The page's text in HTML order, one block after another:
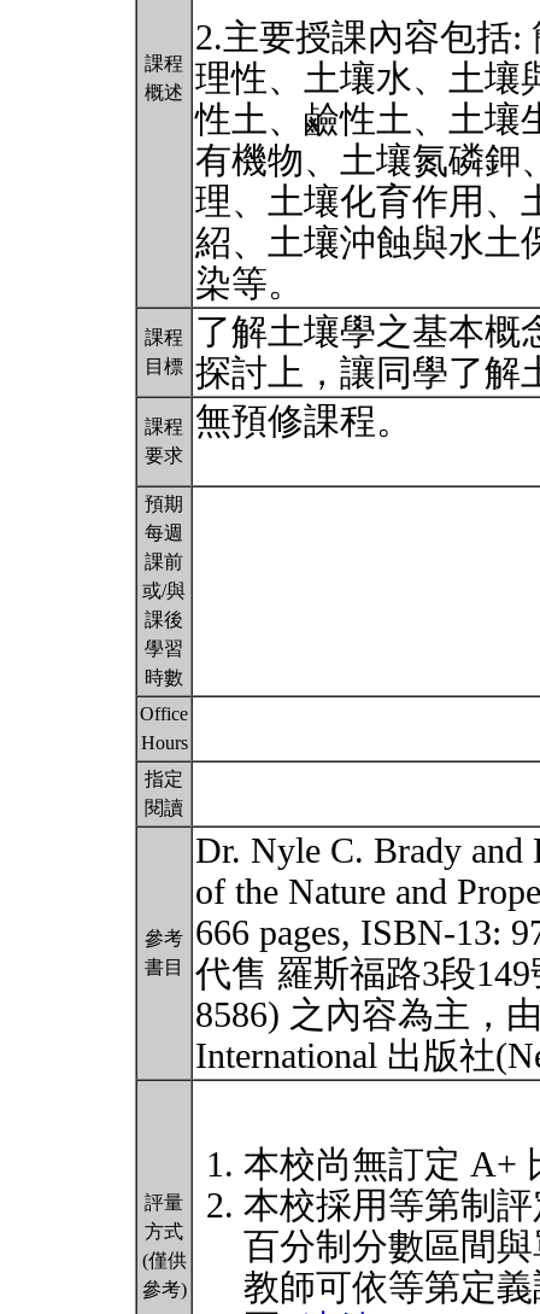
課程
概述
2.主要授課內容包括:
理性、土壤水、土壤
性土、鹼性土、土壤
有機物、土壤氮磷鉀
理、土壤化育作用、
紹、土壤沖蝕與水土
染等。
課程
目標
了解土壤學之基本概
探討上，讓同學了
課程
要求
無預修課程。
預期
每週
課前
或/與
課後
學習
時數
Office
Hours
指定
閱讀
參考
書目
Dr. Nyle C. Brady and
of the Nature and
666 pages, ISBN-13:
代售 羅斯福路3段149
8586) 之內容為主，
International 出版社
評量
方式
(僅供
參考)
本校尚無訂定 A+
本校採用等第制
百分制分數區間
教師可依等第定